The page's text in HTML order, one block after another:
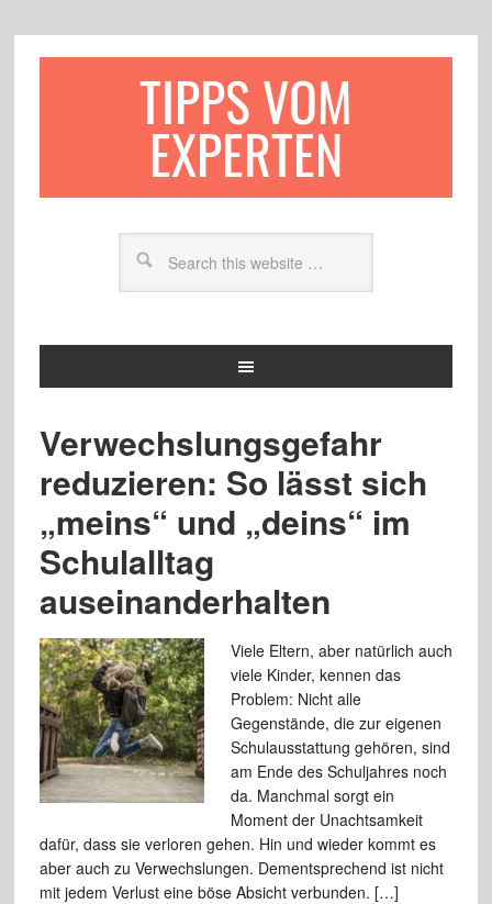
TIPPS VOM
EXPERTEN
Verwechslungsgefahr
reduzieren: So lässt sich
„meins“ und „deins“ im
Schulalltag
auseinanderhalten
Viele Eltern, aber natürlich auch
viele Kinder, kennen das
Problem: Nicht alle
Gegenstände, die zur eigenen
Schulausstattung gehören, sind
am Ende des Schuljahres noch
da. Manchmal sorgt ein
Moment der Unachtsamkeit
dafür, dass sie verloren gehen. Hin und wieder kommt es
aber auch zu Verwechslungen. Dementsprechend ist nicht
mit jedem Verlust eine böse Absicht verbunden. […]